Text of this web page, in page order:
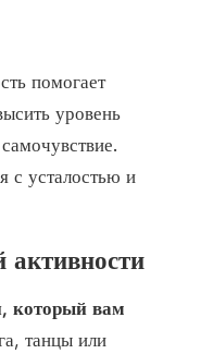
помогает
уровень
с усталостью и
активности
который вам
танцы или